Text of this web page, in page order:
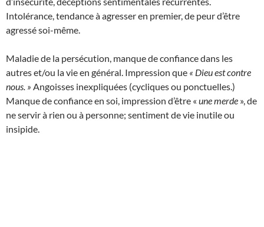
Intolérance, tendance à agresser en premier, de peur d’être
agressé soi-même.
Maladie de la persécution, manque de confiance dans les
autres et/ou la vie en général. Impression que « Dieu est contre
nous. » Angoisses inexpliquées (cycliques ou ponctuelles.)
Manque de confiance en soi, impression d’être « une merde », de
ne servir à rien ou à personne; sentiment de vie inutile ou
insipide.